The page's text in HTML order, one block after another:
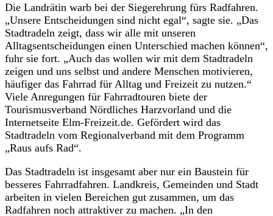
Die Landrätin warb bei der Siegerehrung fürs Radfahren.
„Unsere Entscheidungen sind nicht egal“, sagte sie. „Das
Stadtradeln zeigt, dass wir alle mit unseren
Alltagsentscheidungen einen Unterschied machen können“,
fuhr sie fort. „Auch das wollen wir mit dem Stadtradeln
zeigen und uns selbst und andere Menschen motivieren,
häufiger das Fahrrad für Alltag und Freizeit zu nutzen.“
Viele Anregungen für Fahrradtouren biete der
Tourismusverband Nördliches Harzvorland und die
Internetseite Elm-Freizeit.de. Gefördert wird das
Stadtradeln vom Regionalverband mit dem Programm
„Raus aufs Rad“.
Das Stadtradeln ist insgesamt aber nur ein Baustein für
besseres Fahrradfahren. Landkreis, Gemeinden und Stadt
arbeiten in vielen Bereichen gut zusammen, um das
Radfahren noch attraktiver zu machen. „In den